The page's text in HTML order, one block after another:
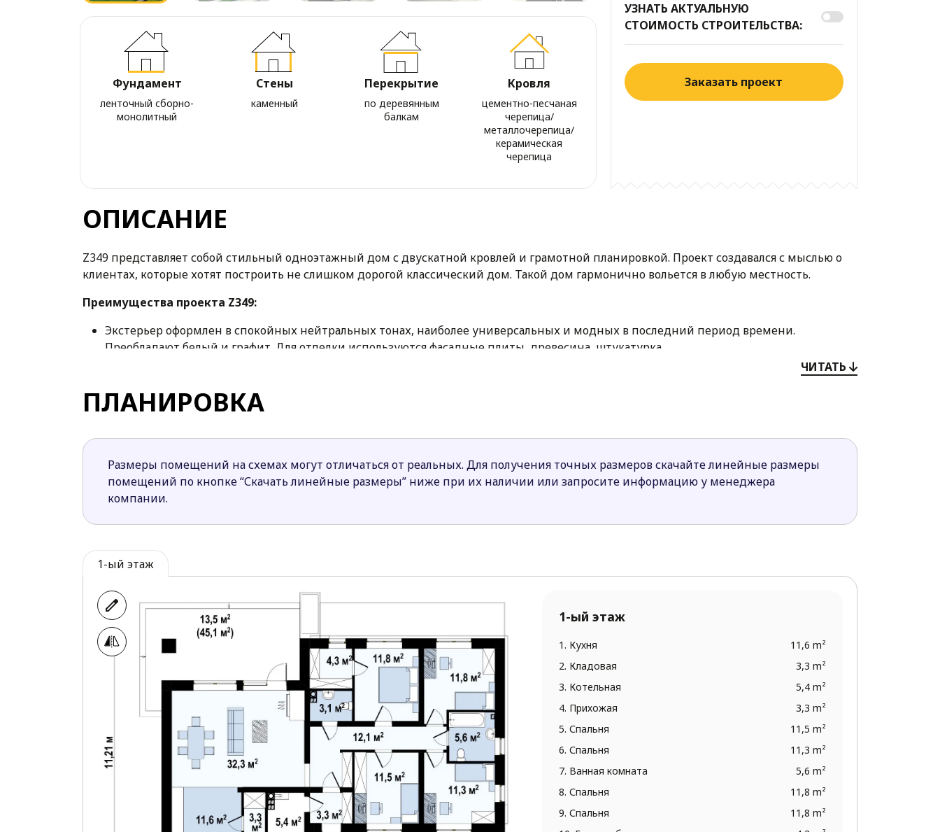
Фундамент
ленточный сборно-
монолитный
Стены
каменный
Перекрытие
по деревянным
балкам
Кровля
цементно-песчаная
черепица/
металлочерепица/
керамическая
черепица
УЗНАТЬ АКТУАЛЬНУЮ
СТОИМОСТЬ СТРОИТЕЛЬСТВА:
Заказать проект
ОПИСАНИЕ
Z349 представляет собой стильный одноэтажный дом с двускатной кровлей и грамотной планировкой. Проект создавался с мыслью о
клиентах, которые хотят построить не слишком дорогой классический дом. Такой дом гармонично вольется в любую местность.
Преимущества проекта Z349:
Экстерьер оформлен в спокойных нейтральных тонах, наиболее универсальных и модных в последний период времени.
Преобладают белый и графит. Для отделки используются фасадные плиты, древесина, штукатурка.
Интерьер грамотно и четко разделен на две зоны. Дневная часть, находящаяся в левой части дома, светлая, просторная и визуально
Зона сна представлена 4 просторными комнатами.
надежны, оригинальны и имеют функциональную планировку.
ЧИТАТЬ
ПЛАНИРОВКА
Размеры помещений на схемах могут отличаться от реальных. Для получения точных размеров скачайте линейные размеры
помещений по кнопке “Скачать линейные размеры” ниже при их наличии или запросите информацию у менеджера
компании.
1-ый этаж
1-ый этаж
1. Кухня
11,6 m²
2. Кладовая
3,3 m²
3. Котельная
5,4 m²
4. Прихожая
3,3 m²
5. Спальня
11,5 m²
6. Спальня
11,3 m²
7. Ванная комната
5,6 m²
8. Спальня
11,8 m²
9. Спальня
11,8 m²